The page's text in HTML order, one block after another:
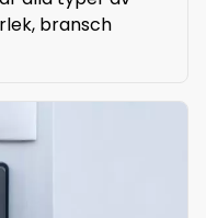
bransch